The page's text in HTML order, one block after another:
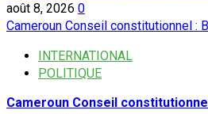
août 8, 2026 0
Cameroun Conseil constitutionnel :
INTERNATIONAL
POLITIQUE
Cameroun Conseil